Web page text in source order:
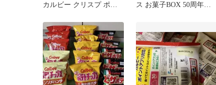
カルビー クリスプ ポテ
ス お菓子BOX 50周年記